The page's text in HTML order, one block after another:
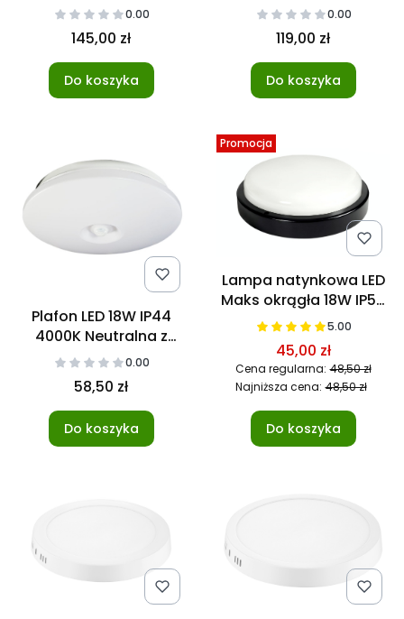
0.00
145,00 zł
Do koszyka
0.00
119,00 zł
Do koszyka
Plafon LED 18W IP44
4000K Neutralna z
czujnikiem ruchu
0.00
58,50 zł
Do koszyka
Promocja
Lampa natynkowa LED
Maks okrągła 18W IP54
4000K Czarna
5.00
45,00 zł
Cena regularna: 48,50 zł
Najniższa cena: 48,50 zł
Do koszyka